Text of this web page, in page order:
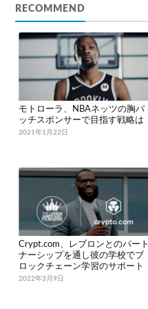
RECOMMEND
2021年1月22日
モトローラ、NBAネッツの胸パ
ッチスポンサーで目指す戦略は
2022年3月9日
Crypt.com、レブロンとのパート
ナーシップを通し彼の学校でブ
ロックチェーン学習のサポート